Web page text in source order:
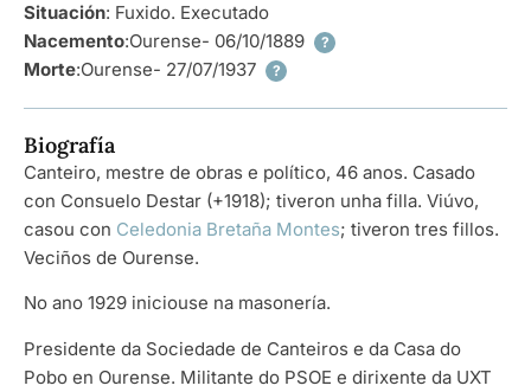
Situación: Fuxido. Executado
Nacemento:Ourense- 06/10/1889 ?
Morte:Ourense- 27/07/1937 ?
Biografía
Canteiro, mestre de obras e político, 46 anos. Casado
con Consuelo Destar (+1918); tiveron unha filla. Viúvo,
casou con Celedonia Bretaña Montes; tiveron tres fillos.
Veciños de Ourense.
No ano 1929 iniciouse na masonería.
Presidente da Sociedade de Canteiros e da Casa do
Pobo en Ourense. Militante do PSOE e dirixente da UXT